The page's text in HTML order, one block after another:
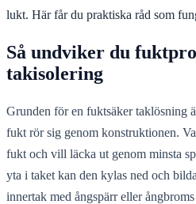
lukt. Här får du praktiska råd som
Så undviker du
takisolering
Grunden för en fuktsäker taklösning
fukt rör sig genom konstruktionen.
fukt och vill läcka ut genom minsta
yta i taket kan den kylas ned och
innertak med ångspärr eller